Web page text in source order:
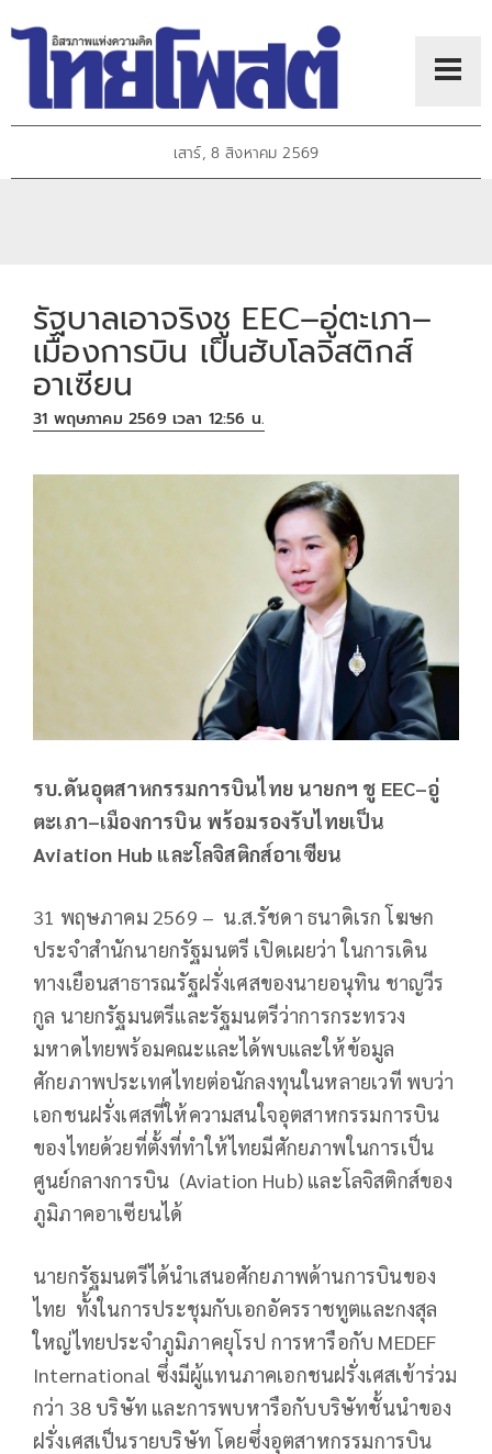
เสาร์, 8 สิงหาคม 2569
รัฐบาลเอาจริงชู EEC–อู่ตะเภา–
เมืองการบิน เป็นฮับโลจิสติกส์
อาเซียน
31 พฤษภาคม 2569 เวลา 12:56 น.
รบ.ดันอุตสาหกรรมการบินไทย นายกฯ ชู EEC–อู่
ตะเภา–เมืองการบิน พร้อมรองรับไทยเป็น
Aviation Hub และโลจิสติกส์อาเซียน
31 พฤษภาคม 2569 – น.ส.รัชดา ธนาดิเรก โฆษก
ประจำสำนักนายกรัฐมนตรี เปิดเผยว่า ในการเดิน
ทางเยือนสาธารณรัฐฝรั่งเศสของนายอนุทิน ชาญวีร
กูล นายกรัฐมนตรีและรัฐมนตรีว่าการกระทรวง
มหาดไทยพร้อมคณะและได้พบและให้ข้อมูล
ศักยภาพประเทศไทยต่อนักลงทุนในหลายเวที พบว่า
เอกชนฝรั่งเศสที่ให้ความสนใจอุตสาหกรรมการบิน
ของไทยด้วยที่ตั้งที่ทำให้ไทยมีศักยภาพในการเป็น
ศูนย์กลางการบิน (Aviation Hub) และโลจิสติกส์ของ
ภูมิภาคอาเซียนได้
นายกรัฐมนตรีได้นำเสนอศักยภาพด้านการบินของ
ไทย ทั้งในการประชุมกับเอกอัครราชทูตและกงสุล
ใหญ่ไทยประจำภูมิภาคยุโรป การหารือกับ MEDEF
International ซึ่งมีผู้แทนภาคเอกชนฝรั่งเศสเข้าร่วม
กว่า 38 บริษัท และการพบหารือกับบริษัทชั้นนำของ
ฝรั่งเศสเป็นรายบริษัท โดยซึ่งอุตสาหกรรมการบิน